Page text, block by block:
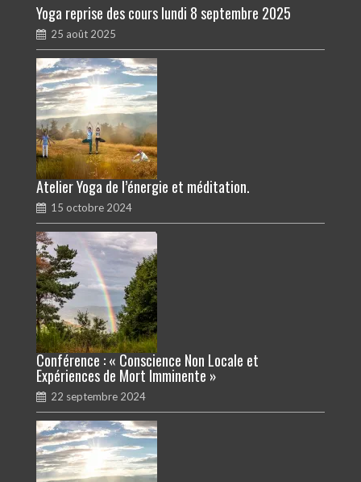
Yoga reprise des cours lundi 8 septembre 2025
25 août 2025
Atelier Yoga de l’énergie et méditation.
15 octobre 2024
Conférence : « Conscience Non Locale et
Expériences de Mort Imminente »
22 septembre 2024